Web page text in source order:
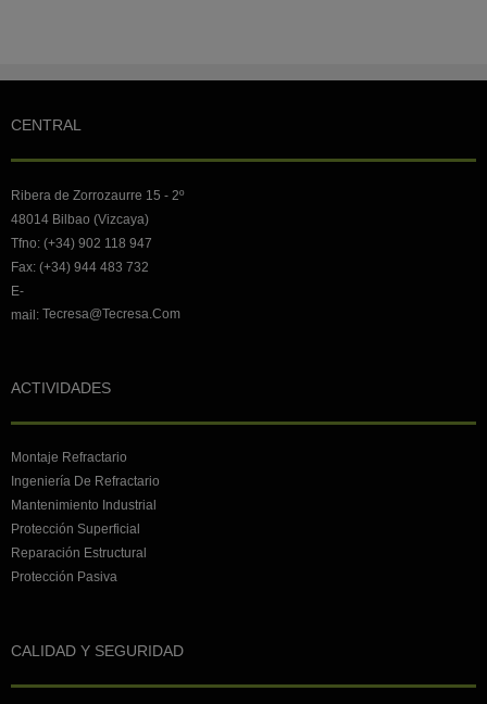
CENTRAL
Ribera de Zorrozaurre 15 - 2º
48014 Bilbao (Vizcaya)
Tfno: (+34) 902 118 947
Fax: (+34) 944 483 732
E-
mail: Tecresa@tecresa.com
ACTIVIDADES
Montaje Refractario
Ingeniería De Refractario
Mantenimiento Industrial
Protección Superficial
Reparación Estructural
Protección Pasiva
CALIDAD Y SEGURIDAD